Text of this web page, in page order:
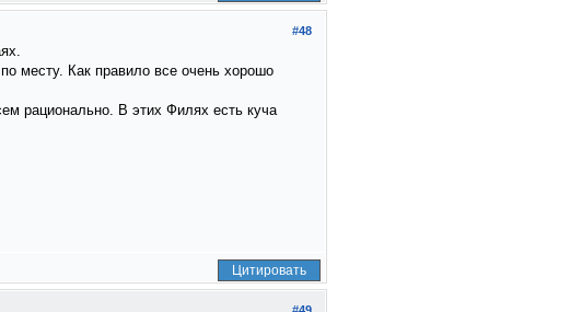
#48
месту. Как правило все очень хорошо
рационально. В этих Филях есть куча
Цитировать